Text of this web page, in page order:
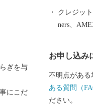
ぎを与
にこだ
クレジッ
ners、
お申し込み
不明点があ
ある質問（
ださい。